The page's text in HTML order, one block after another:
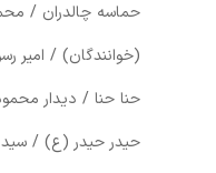
حماسه چالدران /
(خوانندگان) / امیر
حنا حنا / دیدار
حیدر حیدر (ع) / سید